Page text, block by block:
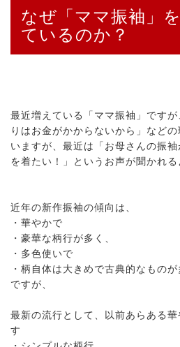
なぜ「ママ振袖」
ているのか？
最近増えている「ママ振袖」です
りはお金がかからないから」など
いますが、最近は「お母さんの振
を着たい！」というお声が聞かれる
近年の新作振袖の傾向は、
・華やかで
・豪華な柄行が多く、
・多色使いで
・柄自体は大きめで古典的なもの
ですが、
最新の流行として、以前あらある
す